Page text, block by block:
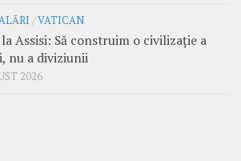
/VATICAN
Assisi: Să construim o civilizație a
nu a diviziunii
2026